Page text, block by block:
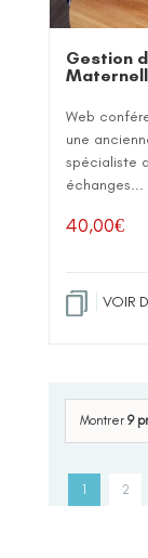
Gestion
Web
une
spécialiste
échanges...
40,00€
VOIR
Montrer 9
1 2